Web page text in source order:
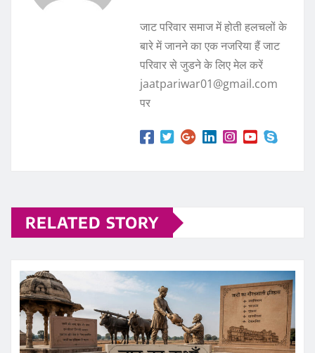
जाट परिवार समाज में होती हलचलों के
बारे में जानने का एक नजरिया हैं जाट
परिवार से जुडने के लिए मेल करें
jaatpariwar01@gmail.com
पर
RELATED STORY